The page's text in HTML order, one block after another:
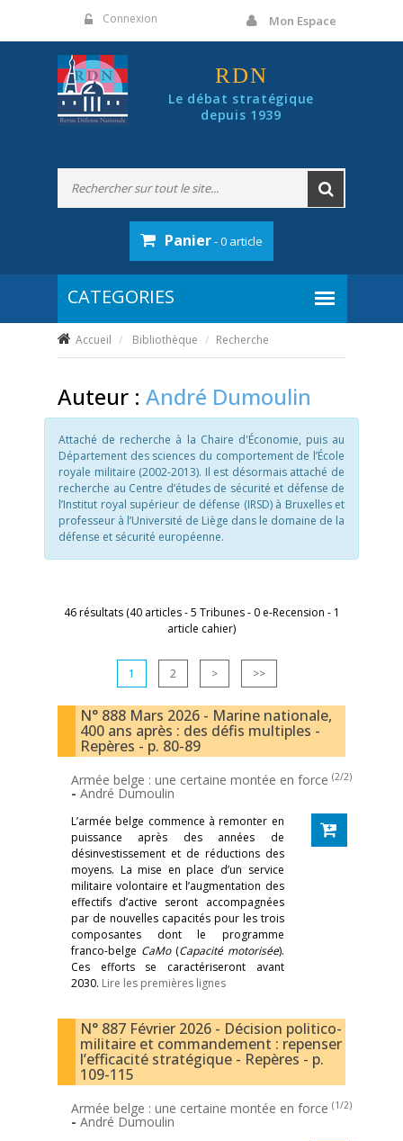
Connexion Mon Espace
RDN
Le débat stratégique
depuis 1939
Panier- 0 article
Accueil Bibliothèque Recherche
Auteur : André Dumoulin
Attaché de recherche à la Chaire d'Économie, puis au
Département des sciences du comportement de l’École
royale militaire (2002-2013). Il est désormais attaché de
recherche au Centre d’études de sécurité et défense de
l’Institut royal supérieur de défense (IRSD) à Bruxelles et
professeur à l’Université de Liège dans le domaine de la
défense et sécurité européenne.
46 résultats (40 articles - 5 Tribunes - 0 e-Recension - 1
article cahier)
1 2 > >>
N° 888 Mars 2026 - Marine nationale,
400 ans après : des défis multiples -
Repères - p. 80-89
Armée belge : une certaine montée en force (2/2)
- André Dumoulin
L’armée belge commence à remonter en
puissance après des années de
désinvestissement et de réductions des
moyens. La mise en place d’un service
militaire volontaire et l’augmentation des
effectifs d’active seront accompagnées
par de nouvelles capacités pour les trois
composantes dont le programme
franco-belge CaMo(Capacité motorisée).
Ces efforts se caractériseront avant
2030. Lire les premières lignes
N° 887 Février 2026 - Décision politico-
militaire et commandement : repenser
l’efficacité stratégique - Repères - p.
109-115
Armée belge : une certaine montée en force (1/2)
- André Dumoulin